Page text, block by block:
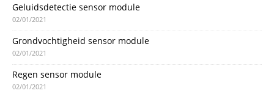
Geluidsdetectie sensor module
02/01/2021
Grondvochtigheid sensor module
02/01/2021
Regen sensor module
02/01/2021